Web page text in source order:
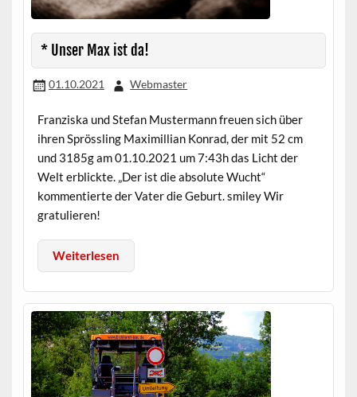
* Unser Max ist da!
01.10.2021 Webmaster
Franziska und Stefan Mustermann freuen sich über
ihren Sprössling Maximillian Konrad, der mit 52 cm
und 3185g am 01.10.2021 um 7:43h das Licht der
Welt erblickte. „Der ist die absolute Wucht“
kommentierte der Vater die Geburt. smiley Wir
gratulieren!
Weiterlesen